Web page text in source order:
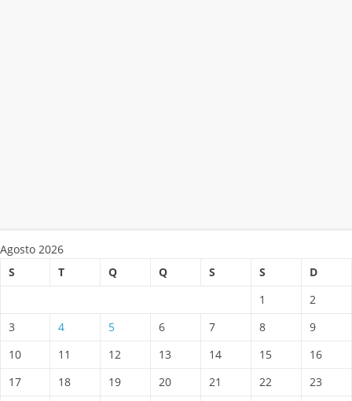
Agosto 2026
S
T Q Q S S
D
1
2
3
4 5 6 7 8
9
10
11 12 13 14 15
16
17
18 19 20 21 22
23